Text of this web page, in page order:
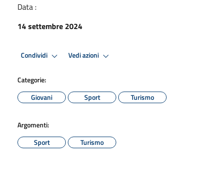
Data :
14 settembre 2024
Condividi Vedi azioni
Categorie:
Giovani
Sport Turismo
Argomenti:
Sport
Turismo